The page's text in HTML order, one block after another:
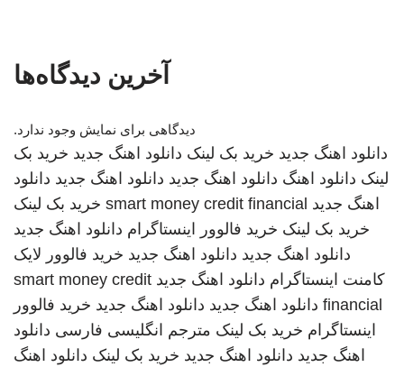
آخرین دیدگاه‌ها
دیدگاهی برای نمایش وجود ندارد.
دانلود اهنگ جدید خرید بک لینک دانلود اهنگ جدید خرید بک
لینک دانلود اهنگ دانلود اهنگ جدید دانلود اهنگ جدید دانلود
اهنگ جدید smart money credit financial خرید بک لینک
خرید بک لینک خرید فالوور اینستاگرام دانلود اهنگ جدید
دانلود اهنگ جدید دانلود اهنگ جدید خرید فالوور لایک
کامنت اینستاگرام دانلود اهنگ جدید smart money credit
financial دانلود اهنگ جدید دانلود اهنگ جدید خرید فالوور
اینستاگرام خرید بک لینک مترجم انگلیسی فارسی دانلود
اهنگ جدید دانلود اهنگ جدید خرید بک لینک دانلود اهنگ